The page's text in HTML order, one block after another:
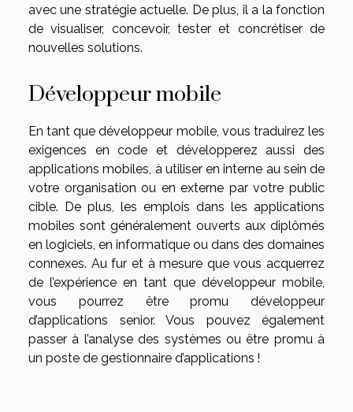
avec une stratégie actuelle. De plus, il a la fonction
de visualiser, concevoir, tester et concrétiser de
nouvelles solutions.
Développeur mobile
En tant que développeur mobile, vous traduirez les
exigences en code et développerez aussi des
applications mobiles, à utiliser en interne au sein de
votre organisation ou en externe par votre public
cible. De plus, les emplois dans les applications
mobiles sont généralement ouverts aux diplômés
en logiciels, en informatique ou dans des domaines
connexes. Au fur et à mesure que vous acquerrez
de l’expérience en tant que développeur mobile,
vous pourrez être promu développeur
d’applications senior. Vous pouvez également
passer à l’analyse des systèmes ou être promu à
un poste de gestionnaire d’applications !